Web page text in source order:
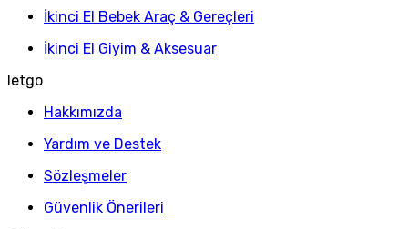
İkinci El Bebek Araç & Gereçleri
İkinci El Giyim & Aksesuar
letgo
Hakkımızda
Yardım ve Destek
Sözleşmeler
Güvenlik Önerileri